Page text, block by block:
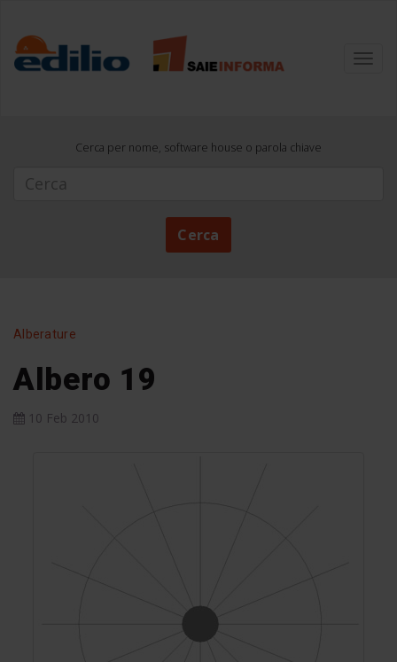
Cerca per nome, software house o parola chiave
Cerca
Alberature
Albero 19
10 Feb 2010